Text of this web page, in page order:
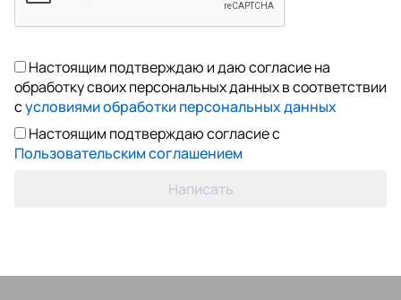
Настоящим подтверждаю и даю согласие на
обработку своих персональных данных в соответствии
сусловиями обработки персональных данных
Настоящим подтверждаю согласие с
Пользовательским соглашением
Написать